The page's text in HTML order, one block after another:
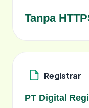
Tanpa
Registrar
PT Digital